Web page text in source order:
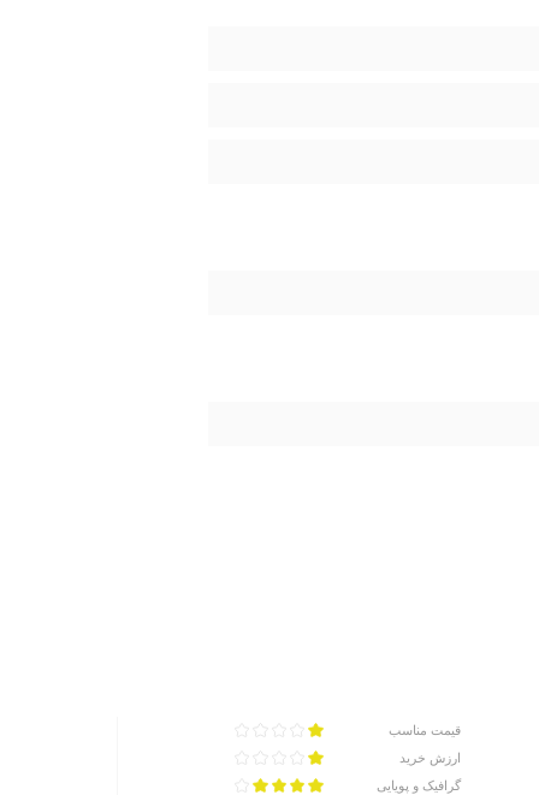
قیمت مناسب
ارزش خرید
گرافیک و پویایی